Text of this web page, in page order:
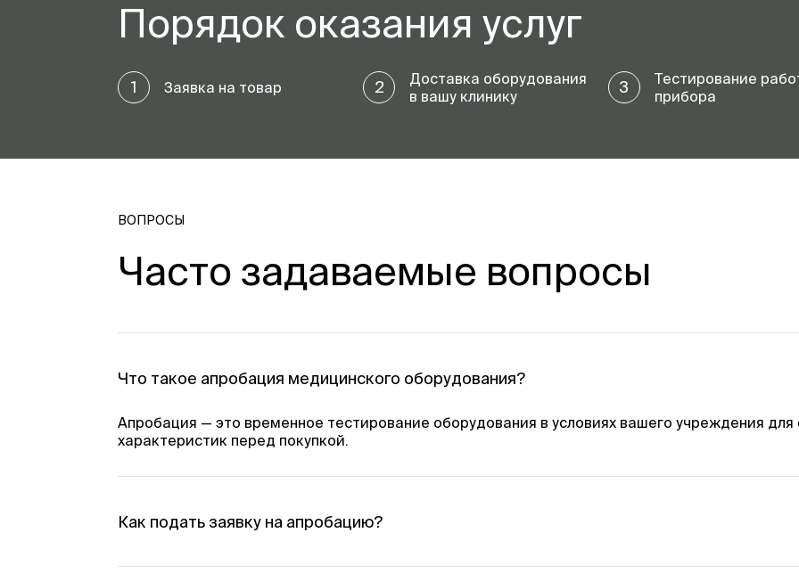
Порядок оказания услуг
1 Заявка на товар 2
Доставка оборудования
в вашу клинику
3
Тестирование
прибора
ВОПРОСЫ
Часто задаваемые вопросы
Что такое апробация медицинского оборудования?
Апробация — это временное тестирование оборудования в условиях вашего учреждения для
характеристик перед покупкой.
Как подать заявку на апробацию?